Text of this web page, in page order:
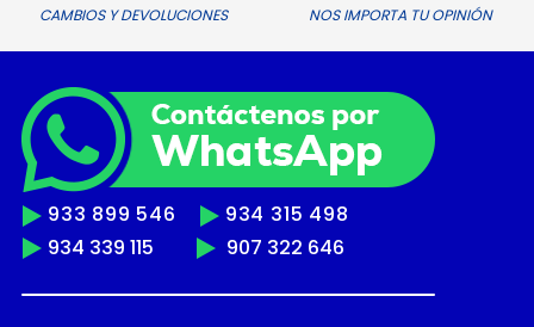
CAMBIOS Y DEVOLUCIONES
NOS IMPORTA TU OPINIÓN
933 899 546
934 315 498
934 339 115
907 322 646